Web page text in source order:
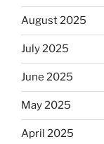
August 2025
July 2025
June 2025
May 2025
April 2025